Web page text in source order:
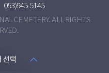
053)945-5145
CEMETERY. ALL RIGHTS
선택